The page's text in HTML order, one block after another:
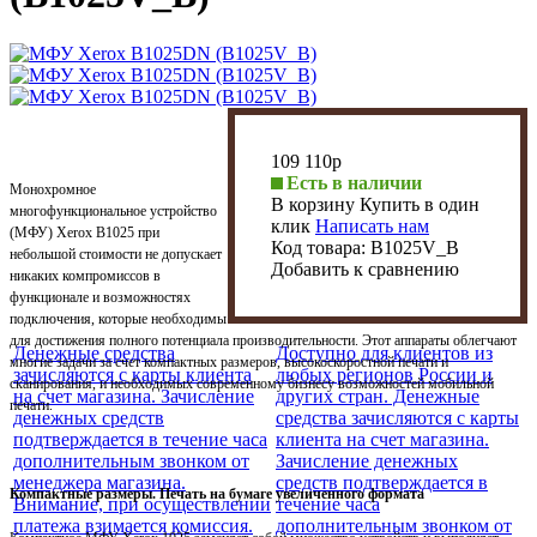
109 110p
Есть в наличии
В корзину Купить в один
клик Написать нам
Код товара: B1025V_B
Добавить к сравнению
Монохромное
многофункциональное устройство
(МФУ) Xerox B1025 при
небольшой стоимости не допускает
никаких компромиссов в
функционале и возможностях
подключения, которые необходимы
для достижения полного потенциала производительности. Этот аппараты облегчают
многие задачи за счет компактных размеров, высокоскоростной печати и
сканирования, и необходимых современному бизнесу возможностей мобильной
печати.
Компактные размеры. Печать на бумаге увеличенного формата
Денежные средства
зачисляются с карты клиента
на счет магазина. Зачисление
денежных средств
подтверждается в течение часа
дополнительным звонком от
менеджера магазина.
Внимание, при осуществлении
платежа взимается комиссия.
Доступно для клиентов из
любых регионов России и
других стран. Денежные
средства зачисляются с карты
клиента на счет магазина.
Зачисление денежных
средств подтверждается в
течение часа
дополнительным звонком от